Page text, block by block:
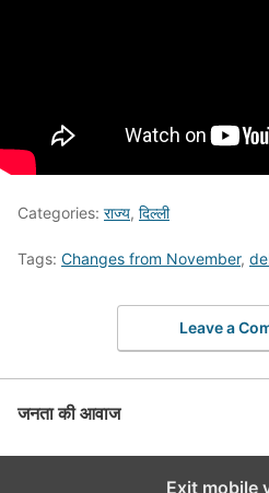
Categories: राज्य, दिल्ली
Tags: Changes from November,
Leave a
जनता की आवाज
Exit mobile